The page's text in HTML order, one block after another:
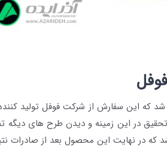
این سفارش از شرکت فوفل تولید کننده
در این زمینه و دیدن طرح های دیگه
که در نهایت این محصول بعد از صادرات